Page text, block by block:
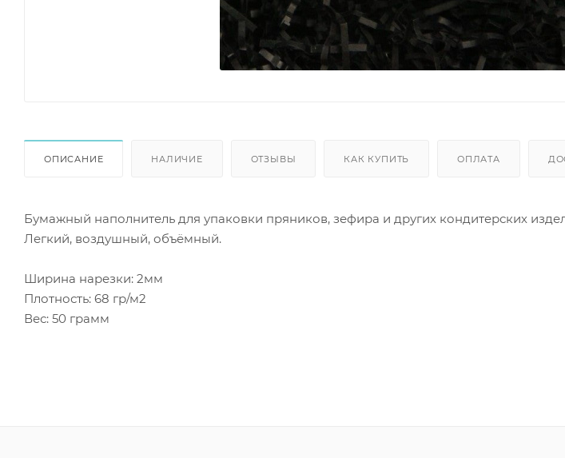
ОПИСАНИЕ НАЛИЧИЕ ОТЗЫВЫ КАК КУПИТЬ ОПЛАТА
Бумажный наполнитель для упаковки пряников, зефира и других кондитерских
Легкий, воздушный, объёмный.
Ширина нарезки: 2мм
Плотность: 68 гр/м2
Вес: 50 грамм